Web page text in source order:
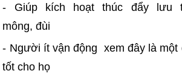
- Giúp kích hoạt thúc đẩy lưu
mông, đùi
- Người ít vận động xem đây là một
tốt cho họ